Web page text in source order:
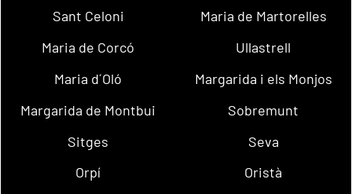
Sant Celoni
Maria de Martorelles
Maria de Corcó
Ullastrell
Maria d´Oló
Margarida i els Monjos
Margarida de Montbui
Sobremunt
Sitges
Seva
Orpí
Oristà